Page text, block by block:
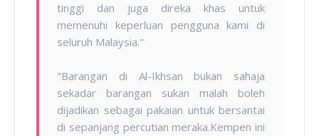
tinggi dan juga direka khas untuk
memenuhi keperluan pengguna kami di
seluruh Malaysia."
"Barangan di Al-Ikhsan bukan sahaja
sekadar barangan sukan malah boleh
dijadikan sebagai pakaian untuk bersantai
di sepanjang percutian meraka.Kempen ini